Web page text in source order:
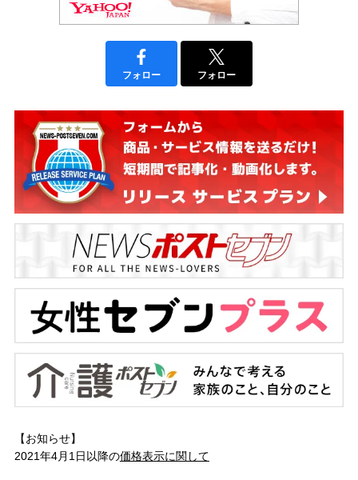
フォロー フォロー
【お知らせ】
2021年4月1日以降の価格表示に関して